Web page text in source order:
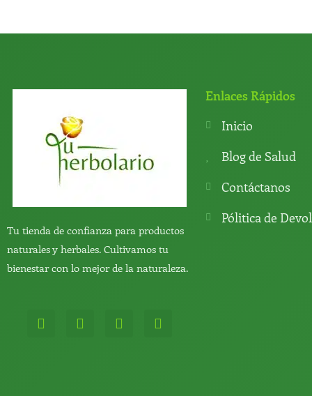
Tu tienda de confianza para productos
naturales y herbales. Cultivamos tu
bienestar con lo mejor de la naturaleza.
W
h
T
e
Y
o
T
i
Enlaces Rápidos
Inicio
Blog de Salud
Contáctanos
Pólitica de